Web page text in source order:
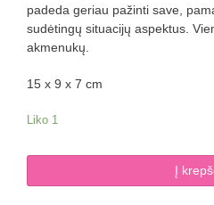
padeda geriau pažinti save,
sudėtingų situacijų aspektus.
akmenukų.
15 x 9 x 7 cm
Liko 1
kiekis:
Į